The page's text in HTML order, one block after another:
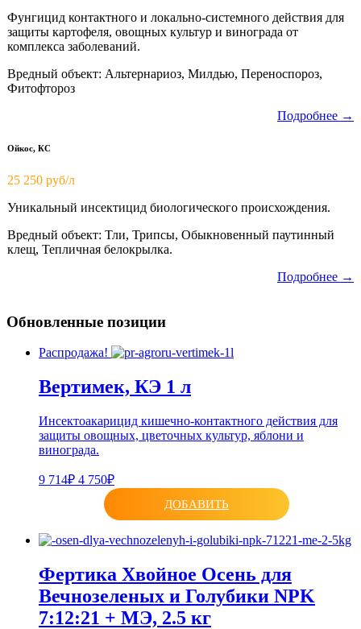
Фунгицид контактного и локально-системного действия для
защиты картофеля, овощных культур и винограда от
комплекса заболеваний.
Вредный объект: Альтернариоз, Милдью, Переноспороз,
Фитофтороз
Подробнее →
Ойкос, КС
25 250 руб/л
Уникальный инсектицид биологического происхождения.
Вредный объект: Тли, Трипсы, Обыкновенный паутинный
клещ, Тепличная белокрылка.
Подробнее →
Обновленные позиции
Распродажа!
Вертимек, КЭ 1 л
Инсектоакарицид кишечно-контактного действия для
защиты овощных, цветочных культур, яблони и
винограда.
9 714₽ 4 750₽
ДОБАВИТЬ
Фертика Хвойное Осень для
Вечнозеленых и Голубики NPK
7:12:21 + МЭ, 2.5 кг